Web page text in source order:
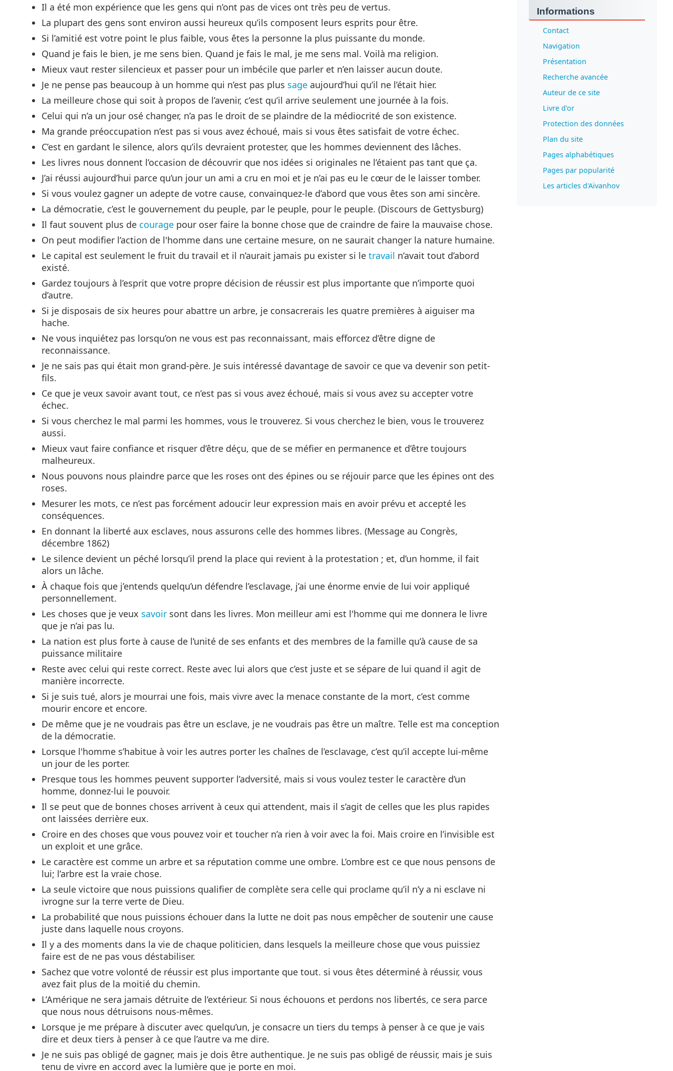
Il a été mon expérience que les gens qui n’ont pas de vices ont très peu de vertus.
La plupart des gens sont environ aussi heureux qu’ils composent leurs esprits pour être.
Si l’amitié est votre point le plus faible, vous êtes la personne la plus puissante du monde.
Quand je fais le bien, je me sens bien. Quand je fais le mal, je me sens mal. Voilà ma religion.
Mieux vaut rester silencieux et passer pour un imbécile que parler et n’en laisser aucun doute.
Je ne pense pas beaucoup à un homme qui n’est pas plus sage aujourd’hui qu’il ne l’était hier.
La meilleure chose qui soit à propos de l’avenir, c’est qu’il arrive seulement une journée à la fois.
Celui qui n’a un jour osé changer, n’a pas le droit de se plaindre de la médiocrité de son existence.
Ma grande préoccupation n’est pas si vous avez échoué, mais si vous êtes satisfait de votre échec.
C’est en gardant le silence, alors qu’ils devraient protester, que les hommes deviennent des lâches.
Les livres nous donnent l’occasion de découvrir que nos idées si originales ne l’étaient pas tant que ça.
J’ai réussi aujourd’hui parce qu’un jour un ami a cru en moi et je n’ai pas eu le cœur de le laisser tomber.
Si vous voulez gagner un adepte de votre cause, convainquez-le d’abord que vous êtes son ami sincère.
La démocratie, c’est le gouvernement du peuple, par le peuple, pour le peuple. (Discours de Gettysburg)
Il faut souvent plus de courage pour oser faire la bonne chose que de craindre de faire la mauvaise chose.
On peut modifier l’action de l'homme dans une certaine mesure, on ne saurait changer la nature humaine.
Le capital est seulement le fruit du travail et il n’aurait jamais pu exister si letravail n’avait tout d’abord
existé.
Gardez toujours à l’esprit que votre propre décision de réussir est plus importante que n’importe quoi
d’autre.
Si je disposais de six heures pour abattre un arbre, je consacrerais les quatre premières à aiguiser ma
hache.
Ne vous inquiétez pas lorsqu’on ne vous est pas reconnaissant, mais efforcez d’être digne de
reconnaissance.
Je ne sais pas qui était mon grand-père. Je suis intéressé davantage de savoir ce que va devenir son petit-
fils.
Ce que je veux savoir avant tout, ce n’est pas si vous avez échoué, mais si vous avez su accepter votre
échec.
Si vous cherchez le mal parmi les hommes, vous le trouverez. Si vous cherchez le bien, vous le trouverez
aussi.
Mieux vaut faire confiance et risquer d’être déçu, que de se méfier en permanence et d’être toujours
malheureux.
Nous pouvons nous plaindre parce que les roses ont des épines ou se réjouir parce que les épines ont des
roses.
Mesurer les mots, ce n’est pas forcément adoucir leur expression mais en avoir prévu et accepté les
conséquences.
En donnant la liberté aux esclaves, nous assurons celle des hommes libres. (Message au Congrès,
décembre 1862)
Le silence devient un péché lorsqu’il prend la place qui revient à la protestation ; et, d’un homme, il fait
alors un lâche.
À chaque fois que j’entends quelqu’un défendre l’esclavage, j’ai une énorme envie de lui voir appliqué
personnellement.
Les choses que je veux savoir sont dans les livres. Mon meilleur ami est l'homme qui me donnera le livre
que je n’ai pas lu.
La nation est plus forte à cause de l’unité de ses enfants et des membres de la famille qu’à cause de sa
puissance militaire
Reste avec celui qui reste correct. Reste avec lui alors que c’est juste et se sépare de lui quand il agit de
manière incorrecte.
Si je suis tué, alors je mourrai une fois, mais vivre avec la menace constante de la mort, c’est comme
mourir encore et encore.
De même que je ne voudrais pas être un esclave, je ne voudrais pas être un maître. Telle est ma conception
de la démocratie.
Lorsque l'homme s’habitue à voir les autres porter les chaînes de l’esclavage, c’est qu’il accepte lui-même
un jour de les porter.
Presque tous les hommes peuvent supporter l’adversité, mais si vous voulez tester le caractère d’un
homme, donnez-lui le pouvoir.
Il se peut que de bonnes choses arrivent à ceux qui attendent, mais il s’agit de celles que les plus rapides
ont laissées derrière eux.
Croire en des choses que vous pouvez voir et toucher n’a rien à voir avec la foi. Mais croire en l’invisible est
un exploit et une grâce.
Le caractère est comme un arbre et sa réputation comme une ombre. L’ombre est ce que nous pensons de
lui; l’arbre est la vraie chose.
La seule victoire que nous puissions qualifier de complète sera celle qui proclame qu’il n’y a ni esclave ni
ivrogne sur la terre verte de Dieu.
La probabilité que nous puissions échouer dans la lutte ne doit pas nous empêcher de soutenir une cause
juste dans laquelle nous croyons.
Il y a des moments dans la vie de chaque politicien, dans lesquels la meilleure chose que vous puissiez
faire est de ne pas vous déstabiliser.
Sachez que votre volonté de réussir est plus importante que tout. si vous êtes déterminé à réussir, vous
avez fait plus de la moitié du chemin.
L’Amérique ne sera jamais détruite de l’extérieur. Si nous échouons et perdons nos libertés, ce sera parce
que nous nous détruisons nous-mêmes.
Lorsque je me prépare à discuter avec quelqu’un, je consacre un tiers du temps à penser à ce que je vais
dire et deux tiers à penser à ce que l’autre va me dire.
Je ne suis pas obligé de gagner, mais je dois être authentique. Je ne suis pas obligé de réussir, mais je suis
tenu de vivre en accord avec la lumière que je porte en moi.
Informations
Contact
Navigation
Présentation
Recherche avancée
Auteur de ce site
Livre d'or
Protection des données
Plan du site
Pages alphabétiques
Pages par popularité
Les articles d'Aïvanhov